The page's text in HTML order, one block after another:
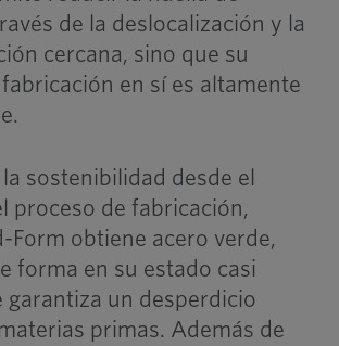
de la deslocalización y la
cercana, sino que su
en sí es altamente
sostenibilidad desde el
proceso de fabricación,
Form obtiene acero verde,
forma en su estado casi
garantiza un desperdicio
primas. Además de